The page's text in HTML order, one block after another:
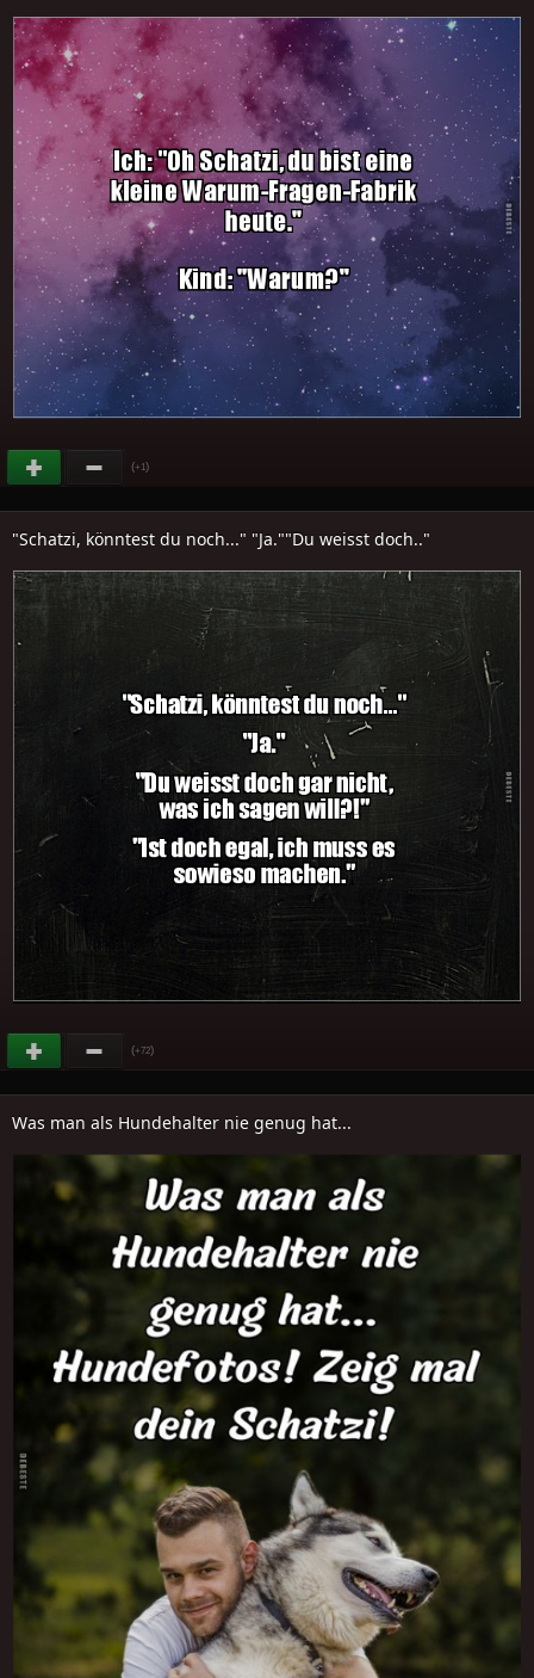
(+1)
"Schatzi, könntest du noch..." "Ja.""Du weisst doch.."
(+72)
Was man als Hundehalter nie genug hat...